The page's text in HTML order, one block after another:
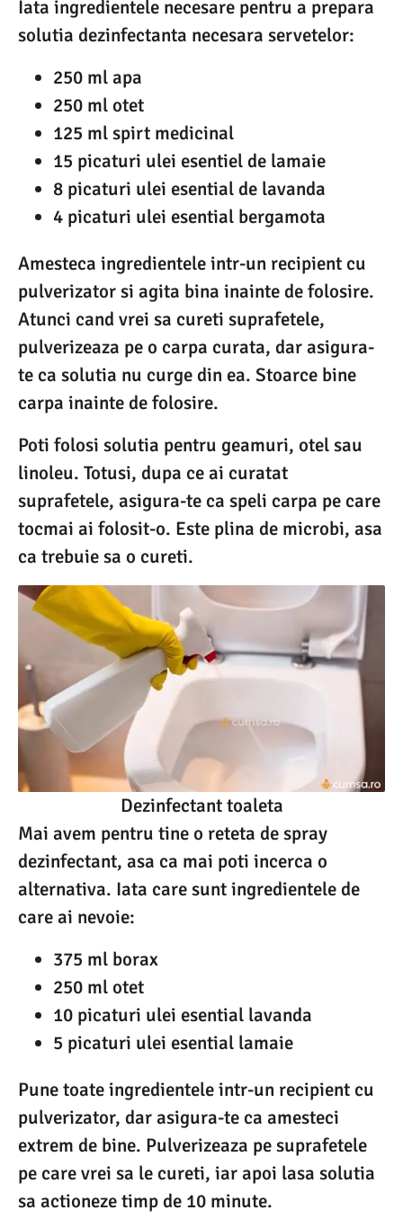
Iata ingredientele necesare pentru a prepara
solutia dezinfectanta necesara servetelor:
250 ml apa
250 ml otet
125 ml spirt medicinal
15 picaturi ulei esentiel de lamaie
8 picaturi ulei esential de lavanda
4 picaturi ulei esential bergamota
Amesteca ingredientele intr-un recipient cu
pulverizator si agita bina inainte de folosire.
Atunci cand vrei sa cureti suprafetele,
pulverizeaza pe o carpa curata, dar asigura-
te ca solutia nu curge din ea. Stoarce bine
carpa inainte de folosire.
Poti folosi solutia pentru geamuri, otel sau
linoleu. Totusi, dupa ce ai curatat
suprafetele, asigura-te ca speli carpa pe care
tocmai ai folosit-o. Este plina de microbi, asa
ca trebuie sa o cureti.
Dezinfectant toaleta
Mai avem pentru tine o reteta de spray
dezinfectant, asa ca mai poti incerca o
alternativa. Iata care sunt ingredientele de
care ai nevoie:
375 ml borax
250 ml otet
10 picaturi ulei esential lavanda
5 picaturi ulei esential lamaie
Pune toate ingredientele intr-un recipient cu
pulverizator, dar asigura-te ca amesteci
extrem de bine. Pulverizeaza pe suprafetele
pe care vrei sa le cureti, iar apoi lasa solutia
sa actioneze timp de 10 minute.